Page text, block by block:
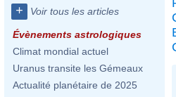
+ Voir tous les articles
Évènements astrologiques
Climat mondial actuel
Uranus transite les Gémeaux
Actualité planétaire de 2025